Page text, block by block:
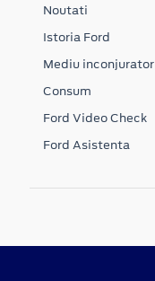
Noutati
Istoria Ford
Mediu inconjurator
Consum
Ford Video Check
Ford Asistenta